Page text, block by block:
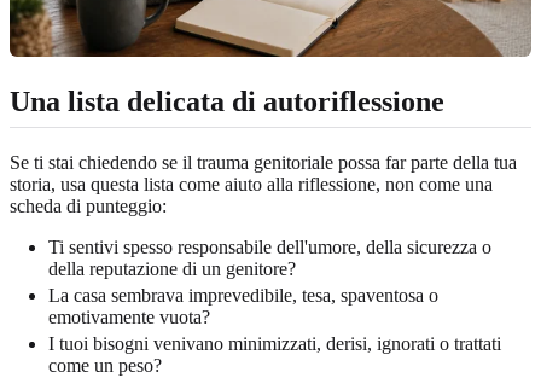
Una lista delicata di autoriflessione
Se ti stai chiedendo se il trauma genitoriale possa far parte della tua
storia, usa questa lista come aiuto alla riflessione, non come una
scheda di punteggio:
Ti sentivi spesso responsabile dell'umore, della sicurezza o
della reputazione di un genitore?
La casa sembrava imprevedibile, tesa, spaventosa o
emotivamente vuota?
I tuoi bisogni venivano minimizzati, derisi, ignorati o trattati
come un peso?